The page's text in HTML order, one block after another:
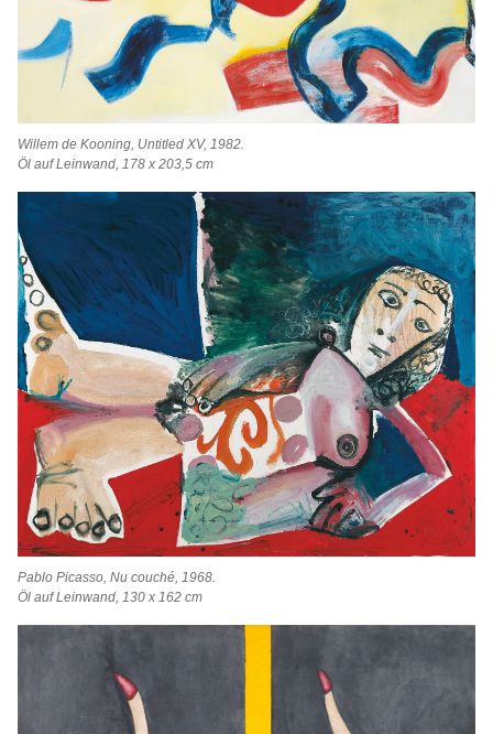
Willem de Kooning, Untitled XV, 1982.
Öl auf Leinwand, 178 x 203,5 cm
Pablo Picasso, Nu couché, 1968.
Öl auf Leinwand, 130 x 162 cm